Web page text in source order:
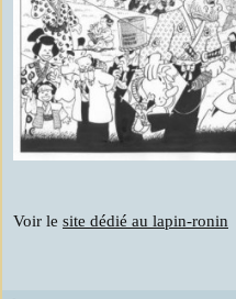
Voir le site dédié au lapin-ronin